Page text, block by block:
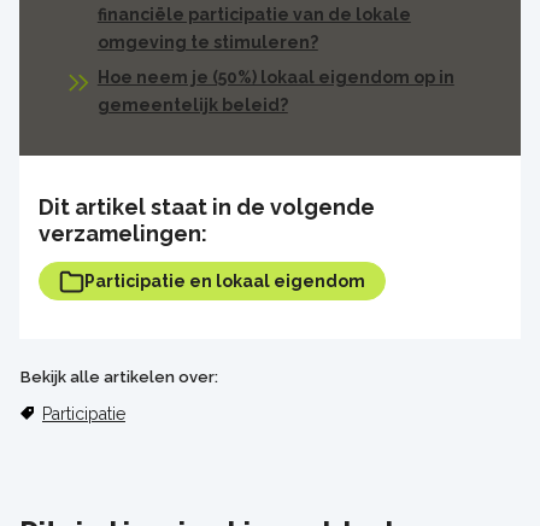
financiële participatie van de lokale
omgeving te stimuleren?
Hoe neem je (50%) lokaal eigendom op in
gemeentelijk beleid?
Dit artikel staat in de volgende
verzamelingen:
Participatie en lokaal eigendom
Bekijk alle artikelen over:
Participatie